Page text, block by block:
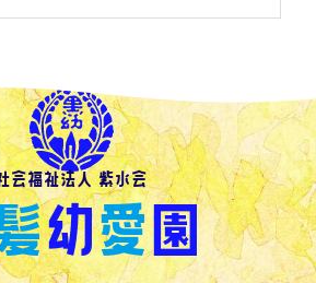
会福祉法人 紫水会
幼愛園